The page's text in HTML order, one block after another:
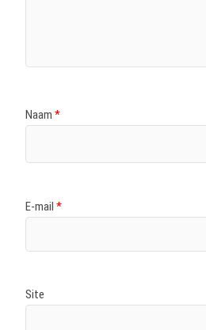
Naam *
E-mail *
Site